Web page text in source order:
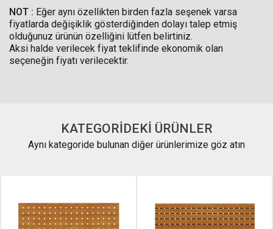
NOT : Eğer aynı özellikten birden fazla seşenek varsa
fiyatlarda değişiklik gösterdiğinden dolayı talep etmiş
olduğunuz ürünün özelliğini lütfen belirtiniz.
Aksi halde verilecek fiyat teklifinde ekonomik olan
seçeneğin fiyatı verilecektir.
KATEGORIDEKI ÜRÜNLER
Aynı kategoride bulunan diğer ürünlerimize göz atın